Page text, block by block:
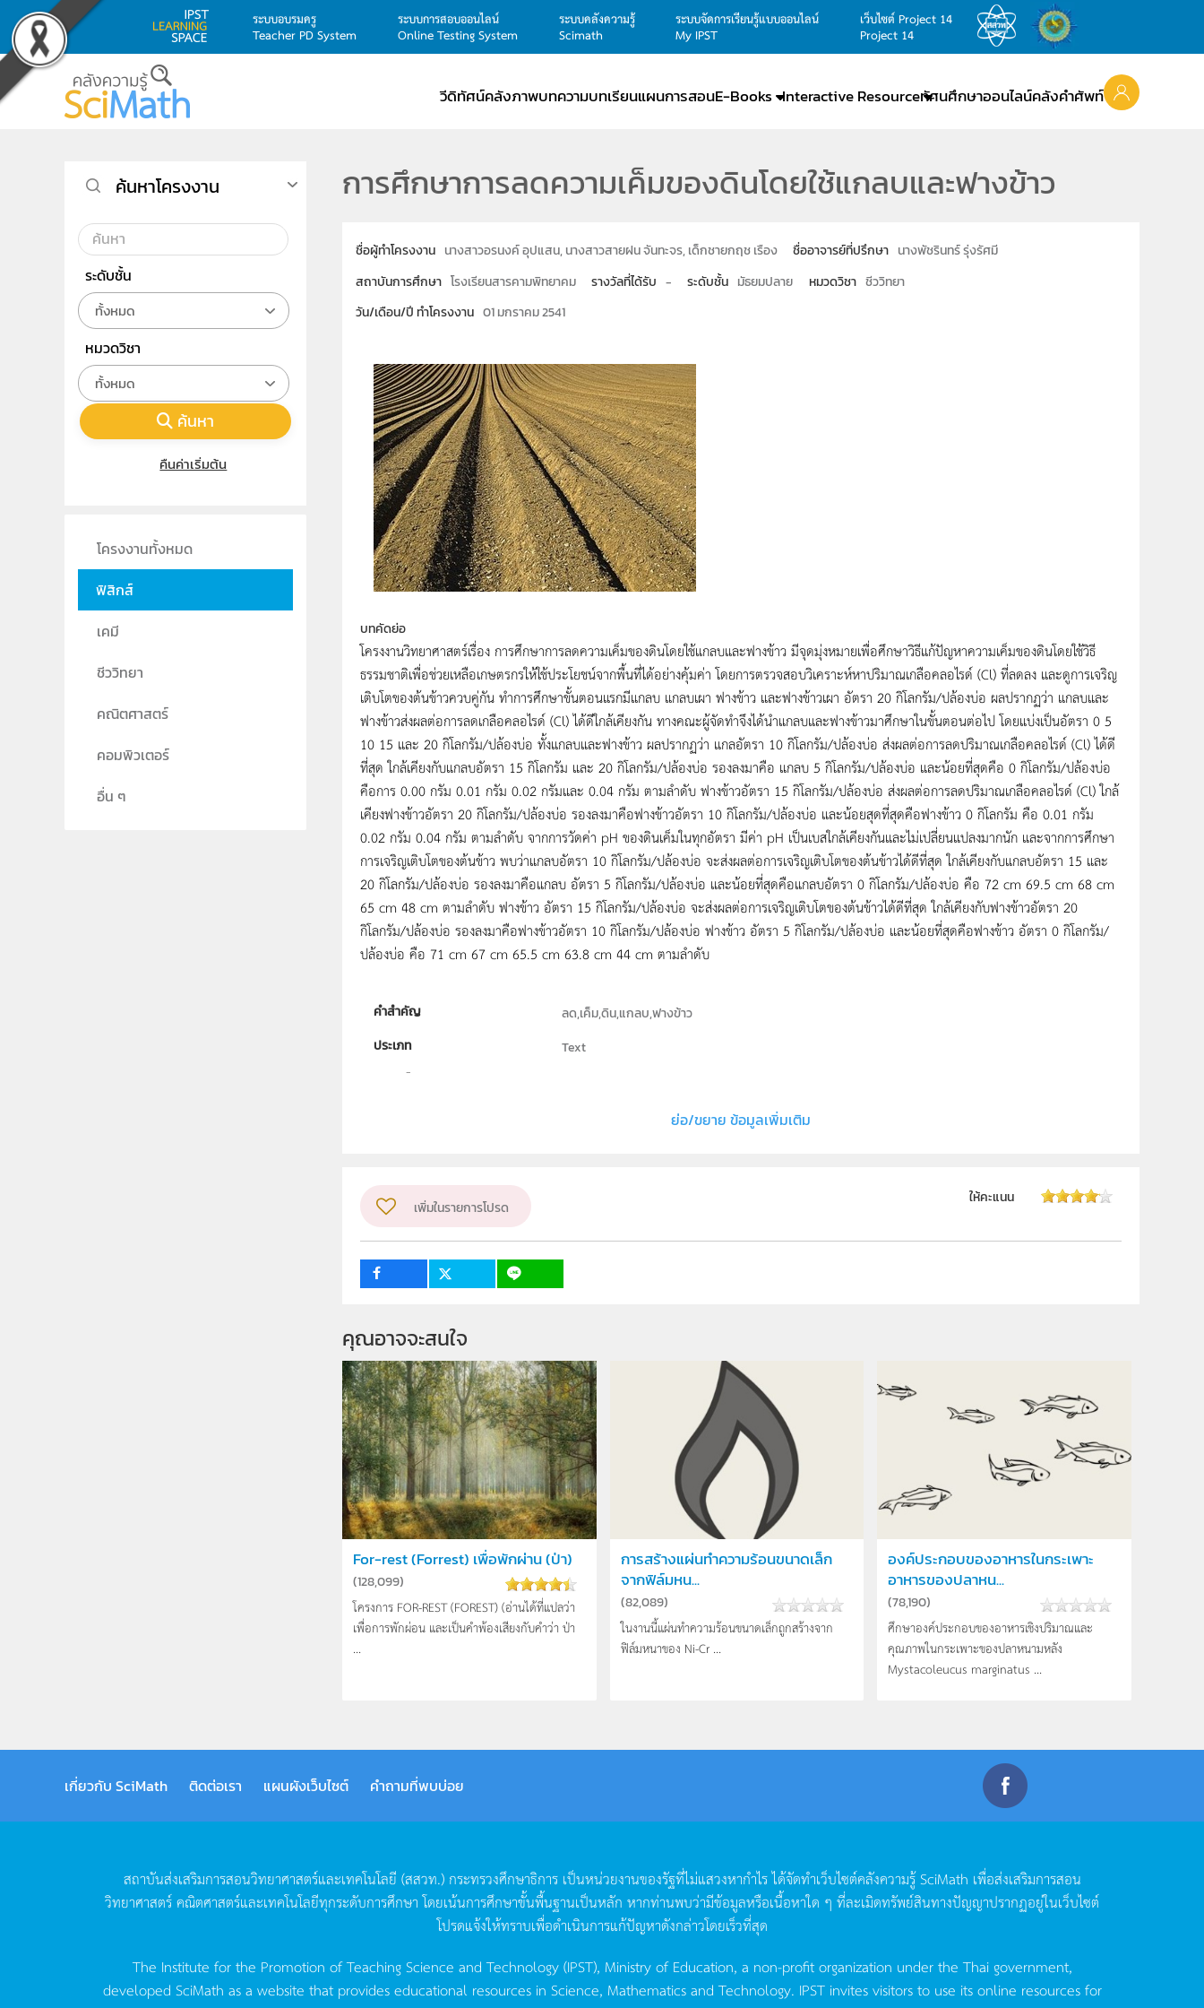
Skip to main content
ระบบอบรมครู
Teacher PD System
ระบบการสอบออนไลน์
Online Testing System
ระบบคลังความรู้
Scimath
ระบบจัดการเรียนรู้แบบออนไลน์
My IPST
เว็บไซต์ Project 14
Project 14
วีดิทัศน์คลังภาพบทความบทเรียนแผนการสอนE-Books Interactive Resourceทัศนศึกษาออนไลน์คลังคำศัพท์
การศึกษาการลดความเค็มของดินโดยใช้แกลบและฟางข้าว
ชื่อผู้ทำโครงงาน นางสาวอรนงค์ อุปแสน, นางสาวสายฝน จันทะจร, เด็กชายกฤช เรือง ชื่ออาจารย์ที่ปรึกษา นางพัชรินทร์ รุ่งรัศมี
สถาบันการศึกษา โรงเรียนสารคามพิทยาคม รางวัลที่ได้รับ - ระดับชั้น มัธยมปลาย หมวดวิชา ชีววิทยา
วัน/เดือน/ปี ทำโครงงาน 01 มกราคม 2541
บทคัดย่อ
โครงงานวิทยาศาสตร์เรื่อง การศึกษาการลดความเค็มของดินโดยใช้แกลบและฟางข้าว มีจุดมุ่งหมายเพื่อศึกษาวิธีแก้ปัญหาความเค็มของดินโดยใช้วิธี
ธรรมชาติเพื่อช่วยเหลือเกษตรกรให้ใช้ประโยชน์จากพื้นที่ได้อย่างคุ้มค่า โดยการตรวจสอบวิเคราะห์หาปริมาณเกลือคลอไรด์ (Cl) ที่ลดลง และดูการเจริญ
เติบโตของต้นข้าวควบคู่กัน ทำการศึกษาขั้นตอนแรกมีแกลบ แกลบเผา ฟางข้าว และฟางข้าวเผา อัตรา 20 กิโลกรัม/ปล้องบ่อ ผลปรากฏว่า แกลบและ
ฟางข้าวส่งผลต่อการลดเกลือคลอไรด์ (Cl) ได้ดีใกล้เคียงกัน ทางคณะผู้จัดทำจึงได้นำแกลบและฟางข้าวมาศึกษาในขั้นตอนต่อไป โดยแบ่งเป็นอัตรา 0 5
10 15 และ 20 กิโลกรัม/ปล้องบ่อ ทั้งแกลบและฟางข้าว ผลปรากฏว่า แกลอัตรา 10 กิโลกรัม/ปล้องบ่อ ส่งผลต่อการลดปริมาณเกลือคลอไรด์ (Cl) ได้ดี
ที่สุด ใกล้เคียงกับแกลบอัตรา 15 กิโลกรัม และ 20 กิโลกรัม/ปล้องบ่อ รองลงมาคือ แกลบ 5 กิโลกรัม/ปล้องบ่อ และน้อยที่สุดคือ 0 กิโลกรัม/ปล้องบ่อ
คือการ 0.00 กรัม 0.01 กรัม 0.02 กรัมและ 0.04 กรัม ตามลำดับ ฟางข้าวอัตรา 15 กิโลกรัม/ปล้องบ่อ ส่งผลต่อการลดปริมาณเกลือคลอไรด์ (Cl) ใกล้
เคียงฟางข้าวอัตรา 20 กิโลกรัม/ปล้องบ่อ รองลงมาคือฟางข้าวอัตรา 10 กิโลกรัม/ปล้องบ่อ และน้อยสุดที่สุดคือฟางข้าว 0 กิโลกรัม คือ 0.01 กรัม
0.02 กรัม 0.04 กรัม ตามลำดับ จากการวัดค่า pH ของดินเค็มในทุกอัตรา มีค่า pH เป็นเบสใกล้เคียงกันและไม่เปลี่ยนแปลงมากนัก และจากการศึกษา
การเจริญเติบโตของต้นข้าว พบว่าแกลบอัตรา 10 กิโลกรัม/ปล้องบ่อ จะส่งผลต่อการเจริญเติบโตของต้นข้าวได้ดีที่สุด ใกล้เคียงกับแกลบอัตรา 15 และ
20 กิโลกรัม/ปล้องบ่อ รองลงมาคือแกลบ อัตรา 5 กิโลกรัม/ปล้องบ่อ และน้อยที่สุดคือแกลบอัตรา 0 กิโลกรัม/ปล้องบ่อ คือ 72 cm 69.5 cm 68 cm
65 cm 48 cm ตามลำดับ ฟางข้าว อัตรา 15 กิโลกรัม/ปล้องบ่อ จะส่งผลต่อการเจริญเติบโตของต้นข้าวได้ดีที่สุด ใกล้เคียงกับฟางข้าวอัตรา 20
กิโลกรัม/ปล้องบ่อ รองลงมาคือฟางข้าวอัตรา 10 กิโลกรัม/ปล้องบ่อ ฟางข้าว อัตรา 5 กิโลกรัม/ปล้องบ่อ และน้อยที่สุดคือฟางข้าว อัตรา 0 กิโลกรัม/
ปล้องบ่อ คือ 71 cm 67 cm 65.5 cm 63.8 cm 44 cm ตามลำดับ
คำสำคัญ
ลด,เค็ม,ดิน,แกลบ,ฟางข้าว
ประเภท
Text
นางสาวอรนงค์ อุปแสน, นางสาวสายฝน จันทะจร, เด็กชายกฤช เรือง
ย่อ/ขยาย ข้อมูลเพิ่มเติม
เพิ่มในรายการโปรด
ให้คะแนน
คุณอาจจะสนใจ
For-rest (Forrest) เพื่อพักผ่าน (ป่า)
(128,099)
โครงการ FOR-REST (FOREST) (อ่านได้ที่แปลว่า
เพื่อการพักผ่อน และเป็นคำพ้องเสียงกับคำว่า ป่า
...
การสร้างแผ่นทำความร้อนขนาดเล็ก
จากฟิล์มหน...
(82,089)
ในงานนี้แผ่นทำความร้อนขนาดเล็กถูกสร้างจาก
ฟิล์มหนาของ Ni-Cr ...
องค์ประกอบของอาหารในกระเพาะ
อาหารของปลาหน...
(78,190)
ศึกษาองค์ประกอบของอาหารเชิงปริมาณและ
คุณภาพในกระเพาะของปลาหนามหลัง
Mystacoleucus marginatus ...
ค้นหาโครงงาน
ระดับชั้น
ทั้งหมด
หมวดวิชา
ทั้งหมด
ค้นหา
คืนค่าเริ่มต้น
โครงงานทั้งหมด
ฟิสิกส์
เคมี
ชีววิทยา
คณิตศาสตร์
คอมพิวเตอร์
อื่น ๆ
เกี่ยวกับ SciMath ติดต่อเรา แผนผังเว็บไซต์ คำถามที่พบบ่อย
สถาบันส่งเสริมการสอนวิทยาศาสตร์และเทคโนโลยี (สสวท.) กระทรวงศึกษาธิการ เป็นหน่วยงานของรัฐที่ไม่แสวงหากำไรได้จัดทำเว็บไซต์คลังความรู้SciMath เพื่อส่งเสริมการสอน
วิทยาศาสตร์คณิตศาสตร์และเทคโนโลยีทุกระดับการศึกษา โดยเน้นการศึกษาขั้นพื้นฐานเป็นหลัก หากท่านพบว่ามีข้อมูลหรือเนื้อหาใด ๆ ที่ละเมิดทรัพย์สินทางปัญญาปรากฏอยู่ในเว็บไซต์
โปรดแจ้งให้ทราบเพื่อดำเนินการแก้ปัญหาดังกล่าวโดยเร็วที่สุด
The Institute for the Promotion of Teaching Science and Technology (IPST), Ministry of Education, a non-profit organization under the Thai government,
developed SciMath as a website that provides educational resources in Science, Mathematics and Technology. IPST invites visitors to use its online resources for